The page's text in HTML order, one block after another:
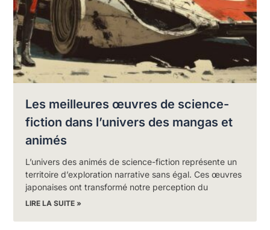
Les meilleures œuvres de science-
fiction dans l’univers des mangas et
animés
L’univers des animés de science-fiction représente un
territoire d’exploration narrative sans égal. Ces œuvres
japonaises ont transformé notre perception du
LIRE LA SUITE »